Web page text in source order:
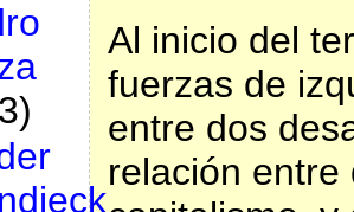
Al inicio del
fuerzas de
entre dos
relación entre